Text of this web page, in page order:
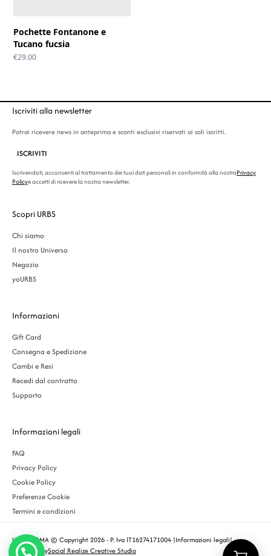
Pochette Fontanone e
Tucano fucsia
€29.00
Iscriviti alla newsletter
Potrai ricevere news in anteprima e sconti esclusivi riservati ai soli iscritti.
ISCRIVITI
Iscrivendoti, acconsenti al trattamento dei tuoi dati personali in conformità alla nostraPrivacy
Policye accetti di ricevere la nostra newsletter.
Scopri URBS
Chi siamo
Il nostro Universo
Negozio
yoURBS
Informazioni
Gift Card
Consegna e Spedizione
Cambi e Resi
Recedi dal contratto
Supporto
Informazioni legali
FAQ
Privacy Policy
Cookie Policy
Preferenze Cookie
Termini e condizioni
URBS ROMA © Copyright 2026 - P. Iva IT16274171004 |Informazioni legali|
Designed bySocial Realize Creative Studio